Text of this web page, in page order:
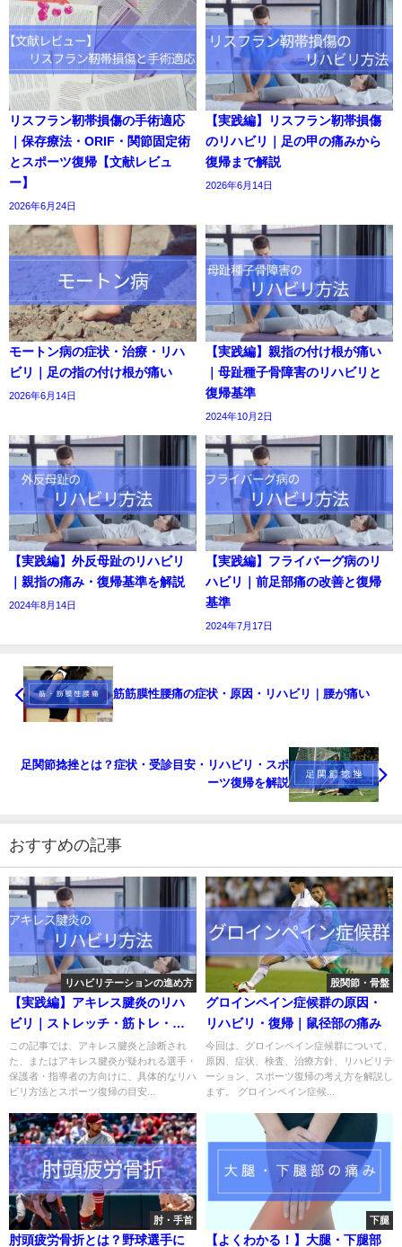
リスフラン靭帯損傷の手術適応
｜保存療法・ORIF・関節固定術
とスポーツ復帰【文献レビュ
ー】
2026年6月24日
【実践編】リスフラン靭帯損傷
のリハビリ｜足の甲の痛みから
復帰まで解説
2026年6月14日
モートン病の症状・治療・リハ
ビリ｜足の指の付け根が痛い
2026年6月14日
【実践編】親指の付け根が痛い
｜母趾種子骨障害のリハビリと
復帰基準
2024年10月2日
【実践編】外反母趾のリハビリ
｜親指の痛み・復帰基準を解説
2024年8月14日
【実践編】フライバーグ病のリ
ハビリ｜前足部痛の改善と復帰
基準
2024年7月17日
筋筋膜性腰痛の症状・原因・リハビリ｜腰が痛い
足関節捻挫とは？症状・受診目安・リハビリ・スポ
ーツ復帰を解説
おすすめの記事
リハビリテーションの進め方
【実践編】アキレス腱炎のリハ
ビリ｜ストレッチ・筋トレ・復
帰基準を解説
この記事では、アキレス腱炎と診断され
た、またはアキレス腱炎が疑われる選手・
保護者・指導者の方向けに、具体的なリハ
ビリ方法とスポーツ復帰の目安...
股関節・骨盤
グロインペイン症候群の原因・
リハビリ・復帰｜鼠径部の痛み
今回は、グロインペイン症候群について、
原因、症状、検査、治療方針、リハビリテ
ーション、スポーツ復帰の考え方を解説し
ます。 グロインペイン症候...
肘・手首
肘頭疲労骨折とは？野球選手に
下腿
【よくわかる！】大腿・下腿部